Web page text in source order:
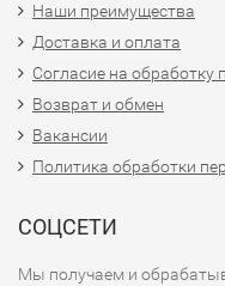
Наши преимущества
Доставка и оплата
Согласие на
Возврат и обмен
Вакансии
Политика обработки
СОЦСЕТИ
Мы получаем и